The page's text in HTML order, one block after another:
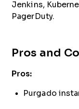
Jenkins,
PagerDuty.
Pros and
Pros:
Purgado